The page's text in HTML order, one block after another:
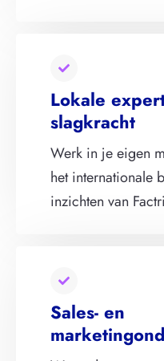
Lokale
slagkracht
Werk in je eigen
het internationale
inzichten van
Sales- en